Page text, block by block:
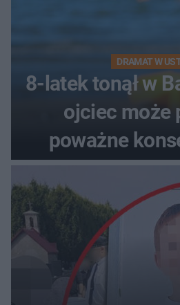
DRAMAT W
8-latek tonął w
ojciec może
poważne